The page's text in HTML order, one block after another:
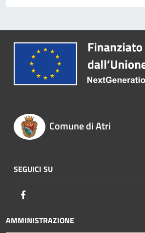
Comune di Atri
SEGUICI SU
AMMINISTRAZIONE